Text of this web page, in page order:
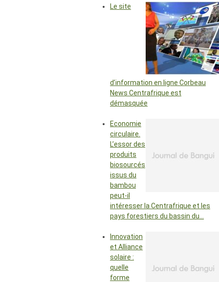
Le site
d’information en ligne Corbeau
News Centrafrique est
démasquée
Economie
circulaire.
L’essor des
produits
biosourcés
issus du
bambou
peut-il
intéresser la Centrafrique et les
pays forestiers du bassin du…
Innovation
et Alliance
solaire :
quelle
forme